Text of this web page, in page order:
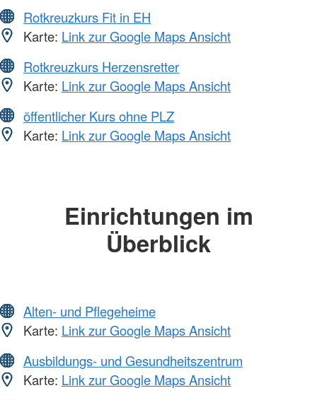
Rotkreuzkurs Fit in EH
Karte: Link zur Google Maps Ansicht
Rotkreuzkurs Herzensretter
Karte: Link zur Google Maps Ansicht
öffentlicher Kurs ohne PLZ
Karte: Link zur Google Maps Ansicht
Einrichtungen im
Überblick
Alten- und Pflegeheime
Karte: Link zur Google Maps Ansicht
Ausbildungs- und Gesundheitszentrum
Karte: Link zur Google Maps Ansicht